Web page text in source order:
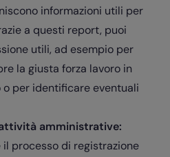
informazioni utili per
a questi report, puoi
utili, ad esempio per
la giusta forza lavoro in
per identificare eventuali
amministrative:
il processo di registrazione